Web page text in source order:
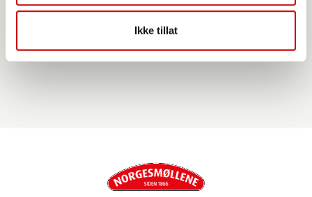
Ikke tillat
Møllerens Grovbrød med havre glutenfri